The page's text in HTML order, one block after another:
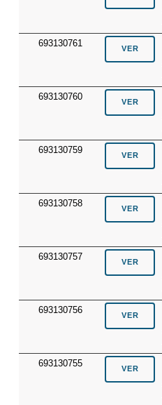
693130761
693130760
693130759
693130758
693130757
693130756
693130755